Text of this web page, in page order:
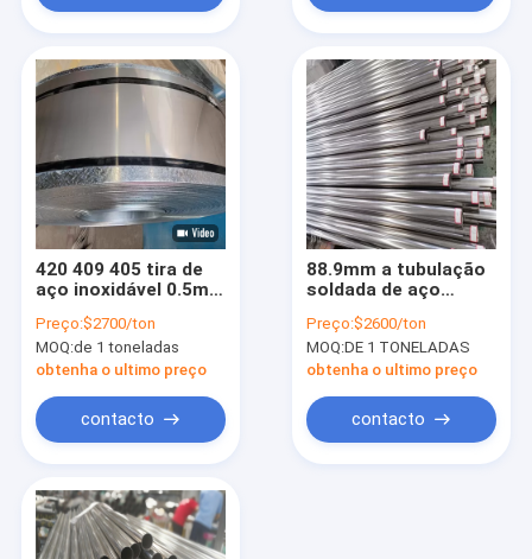
420 409 405 tira de
aço inoxidável 0.5mm
Preço:$2700/ton
MOQ:de 1 toneladas
obtenha o ultimo preço
contacto
88.9mm a tubulação
soldada de aço
Ss de um Erw de 3,5
polegadas conduzem
a soldadura
Preço:$2600/ton
MOQ:DE 1 TONELADAS
obtenha o ultimo preço
contacto